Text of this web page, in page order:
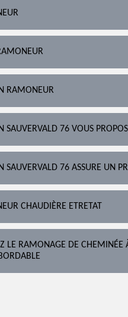
RAMONEUR
SAUVERVALD 76 VOUS
SAUVERVALD 76 ASSURE UN
CHAUDIÈRE ETRETAT
LE RAMONAGE DE CHEMINÉE